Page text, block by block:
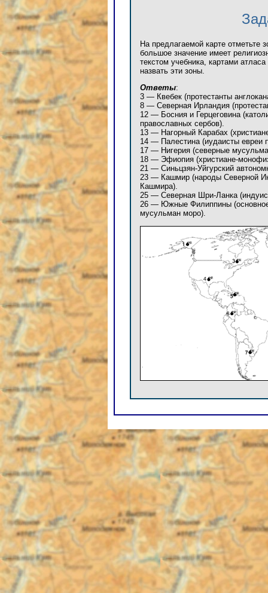
На предлагаемой карте отметьте
большое значение имеет
текстом учебника, картами
назвать эти зоны.
Ответы:
3 — Квебек (протестанты
8 — Северная Ирландия
12 — Босния и Герцеговина
православных сербов).
13 — Нагорный Карабах
14 — Палестина (иудаисты евреи
17 — Нигерия (северные
18 — Эфиопия (христиане-
21 — Синьцзян-Уйгурский
23 — Кашмир (народы Северной
Кашмира).
25 — Северная Шри-Ланка
26 — Южные Филиппины (основное
мусульман моро).